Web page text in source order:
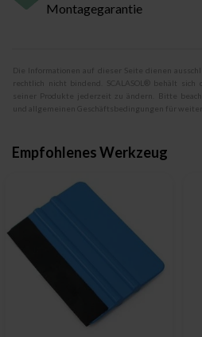
Montagegarantie
Die Informationen auf dieser Seite dienen
rechtlich nicht bindend. SCALASOL® behält sich
seiner Produkte jederzeit zu ändern. Bitte
und allgemeinen Geschäftsbedingungen für
Empfohlenes Werkzeug